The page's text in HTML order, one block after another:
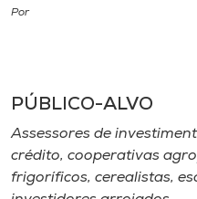
Editora
Rádio
Por
PÚBLICO-ALVO
Assessores de
crédito, cooperativas
frigoríficos, cerealistas,